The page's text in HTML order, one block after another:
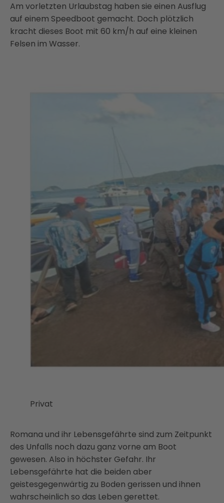
Am vorletzten Urlaubstag haben sie einen Ausflug
auf einem Speedboot gemacht. Doch plötzlich
kracht dieses Boot mit 60 km/h auf eine kleinen
Felsen im Wasser.
Privat
Romana und ihr Lebensgefährte sind zum Zeitpunkt
des Unfalls noch dazu ganz vorne am Boot
gewesen. Also in höchster Gefahr. Ihr
Lebensgefährte hat die beiden aber
geistesgegenwärtig zu Boden gerissen und ihnen
wahrscheinlich so das Leben gerettet.